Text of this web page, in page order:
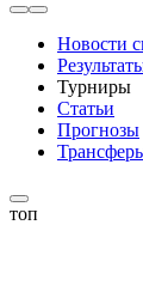
Новости
Турниры
Статьи
Прогнозы
топ